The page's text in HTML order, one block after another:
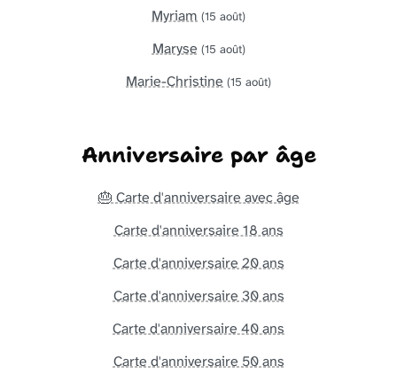
Myriam (15 août)
Maryse (15 août)
Marie-Christine (15 août)
Anniversaire par âge
🎂 Carte d'anniversaire avec âge
Carte d'anniversaire 18 ans
Carte d'anniversaire 20 ans
Carte d'anniversaire 30 ans
Carte d'anniversaire 40 ans
Carte d'anniversaire 50 ans